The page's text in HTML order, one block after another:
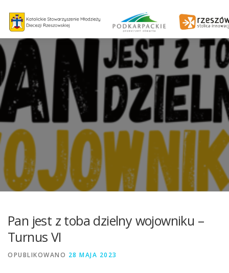
Pan jest z toba dzielny wojowniku –
Turnus VI
OPUBLIKOWANO 28 MAJA 2023